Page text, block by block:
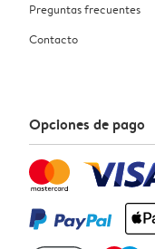
Preguntas frecuentes
Contacto
Opciones de pago